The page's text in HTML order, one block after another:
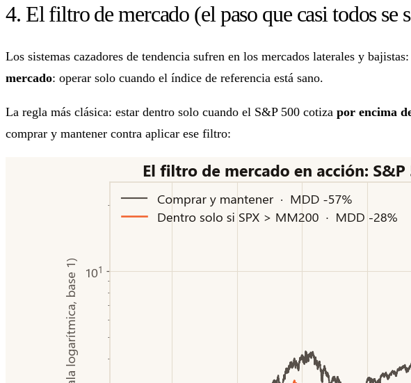
4. El filtro de mercado (el paso que casi todos se
Los sistemas cazadores de tendencia sufren en los mercados laterales y
mercado: operar solo cuando el índice de referencia está sano.
La regla más clásica: estar dentro solo cuando el S&P 500 cotiza por encima
comprar y mantener contra aplicar ese filtro: